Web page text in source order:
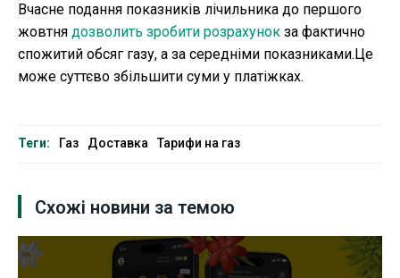
Вчасне подання показників лічильника до першого
жовтня дозволить зробити розрахунок за фактично
спожитий обсяг газу, а за середніми показниками.Це
може суттєво збільшити суми у платіжках.
Теги: Газ Доставка Тарифи на газ
Схожі новини за темою